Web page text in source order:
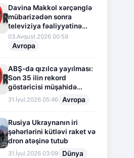
Davina Makkol xərçənglə
mübarizədən sonra
televiziya fəaliyyətinə
fasilə verir
03.Avqust.2026 00:59
Avropa
ABŞ-da qızılca yayılması:
Son 35 ilin rekord
göstəricisi müşahidə
olunur
31.İyul.2026 05:46 Avropa
Rusiya Ukraynanın iri
şəhərlərini kütləvi raket və
dron atəşinə tutub
31.İyul.2026 03:09 Dünya